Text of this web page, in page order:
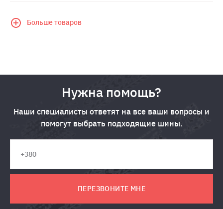
Больше товаров
Нужна помощь?
Наши специалисты ответят на все ваши вопросы и
помогут выбрать подходящие шины.
ПЕРЕЗВОНИТЕ МНЕ